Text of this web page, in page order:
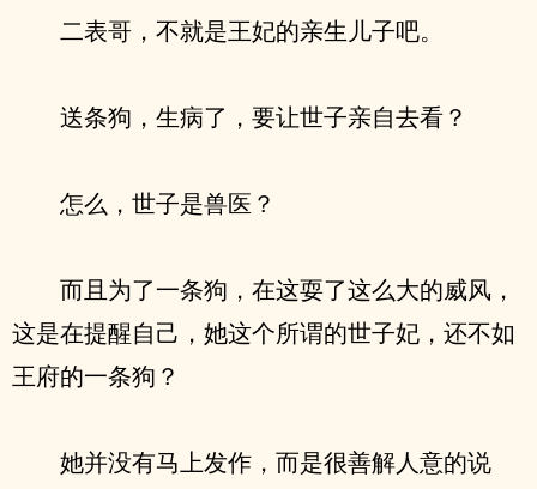
二表哥，不就是王妃的亲生儿子吧。
送条狗，生病了，要让世子亲自去看？
怎么，世子是兽医？
而且为了一条狗，在这耍了这么大的威风，
这是在提醒自己，她这个所谓的世子妃，还不如
王府的一条狗？
她并没有马上发作，而是很善解人意的说